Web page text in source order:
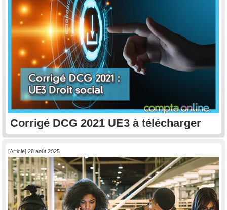
Corrigé DCG 2021 UE3 à télécharger
[Article] 28 août 2025